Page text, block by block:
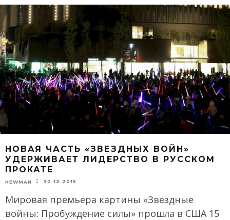
НОВАЯ ЧАСТЬ «ЗВЕЗДНЫХ ВОЙН»
УДЕРЖИВАЕТ ЛИДЕРСТВО В РУССКОМ
ПРОКАТЕ
NEWMAN 30.12.2015
Мировая премьера картины «Звездные
войны: Пробуждение силы» прошла в США 15